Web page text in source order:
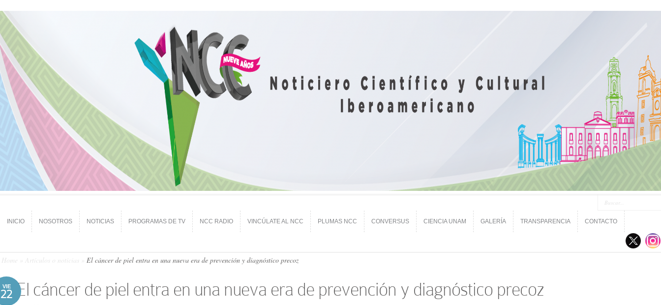
INICIO NOSOTROS NOTICIAS PROGRAMAS DE TV NCC RADIO VINCÚLATE AL NCC PLUMAS NCC CONVERSUS CIENCIA UNAM GALERÍA TRANSPARENCIA CONTACTO
Home Artículos o noticias El cáncer de piel entra en una nueva era de prevención y diagnóstico precoz
VIE
22 El cáncer de piel entra en una nueva era de prevención y diagnóstico precoz